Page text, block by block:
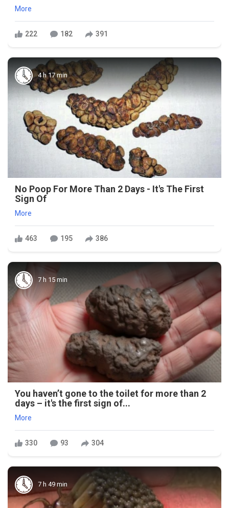
More
222 182 391
4 h 17 min
No Poop For More Than 2 Days - It's The First
Sign Of
More
463 195 386
7 h 15 min
You haven’t gone to the toilet for more than 2
days – it's the first sign of...
More
330 93 304
7 h 49 min